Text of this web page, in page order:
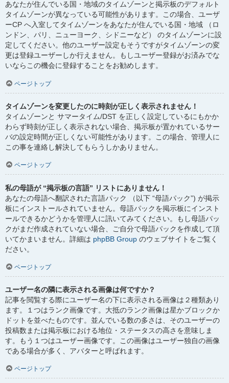
あなたが住んでいる国・地域のタイムゾーンと掲示板のデフォルト
タイムゾーンが異なっている可能性があります。この場合、ユーザ
ーCP へ入室してタイムゾーンをあなたが住んでいる国・地域 （ロ
ンドン、パリ、ニューヨーク、シドニーなど） のタイムゾーンに設
定してください。他のユーザー設定もそうですがタイムゾーンの変
更は登録ユーザーしか行えません。もしユーザー登録がお済みでな
いならこの機会に登録することをお勧めします。
ページトップ
タイムゾーンを変更したのに時刻が正しく表示されません！
タイムゾーンと サマータイム/DST を正しく設定しているにもかか
わらず時刻が正しく表示されない場合、掲示板が置かれているサー
バの設定時間が正しくない可能性があります。この場合、管理人に
この事を連絡し解決してもらうしかありません。
ページトップ
私の母語が “掲示板の言語” リストにありません！
あなたの母語へ翻訳された言語パック （以下 “母語パック”) が掲示
板にインストールされていません。母語パックを掲示板にインスト
ールできるかどうかを管理人に訊いてみてください。もし母語パッ
クがまだ作成されていない場合、ご自分で母語パックを作成して頂
いてかまいません。詳細は phpBB Group のウェブサイトをご覧く
ださい。
ページトップ
ユーザー名の隣に表示される画像は何ですか？
記事を閲覧する際にユーザー名の下に表示される画像は２種類あり
ます。１つはランク画像です。大抵のランク画像は星かブロックか
ドットを並べたものです。並んでいる数の多さは、そのユーザーの
投稿数または掲示板における地位・ステータスの高さを意味しま
す。もう１つはユーザー画像です。この画像はユーザー独自の画像
である場合が多く、アバターと呼ばれます。
ページトップ